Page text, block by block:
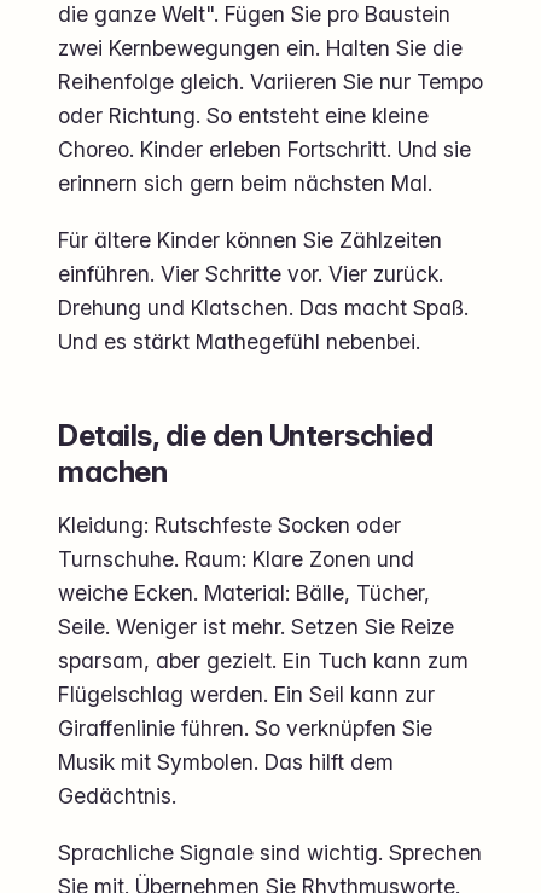
die ganze Welt". Fügen Sie pro Baustein
zwei Kernbewegungen ein. Halten Sie die
Reihenfolge gleich. Variieren Sie nur Tempo
oder Richtung. So entsteht eine kleine
Choreo. Kinder erleben Fortschritt. Und sie
erinnern sich gern beim nächsten Mal.
Für ältere Kinder können Sie Zählzeiten
einführen. Vier Schritte vor. Vier zurück.
Drehung und Klatschen. Das macht Spaß.
Und es stärkt Mathegefühl nebenbei.
Details, die den Unterschied
machen
Kleidung: Rutschfeste Socken oder
Turnschuhe. Raum: Klare Zonen und
weiche Ecken. Material: Bälle, Tücher,
Seile. Weniger ist mehr. Setzen Sie Reize
sparsam, aber gezielt. Ein Tuch kann zum
Flügelschlag werden. Ein Seil kann zur
Giraffenlinie führen. So verknüpfen Sie
Musik mit Symbolen. Das hilft dem
Gedächtnis.
Sprachliche Signale sind wichtig. Sprechen
Sie mit. Übernehmen Sie Rhythmusworte.